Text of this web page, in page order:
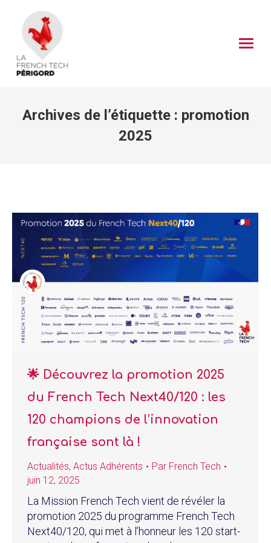
Archives de l’étiquette : promotion
2025
🌟 Découvrez la promotion 2025
du French Tech Next40/120 : les
120 champions de l’innovation
française sont là !
Actualités, Actus Adhérents Par French Tech
juin 12, 2025
La Mission French Tech vient de révéler la
promotion 2025 du programme French Tech
Next40/120, qui met à l’honneur les 120 start-